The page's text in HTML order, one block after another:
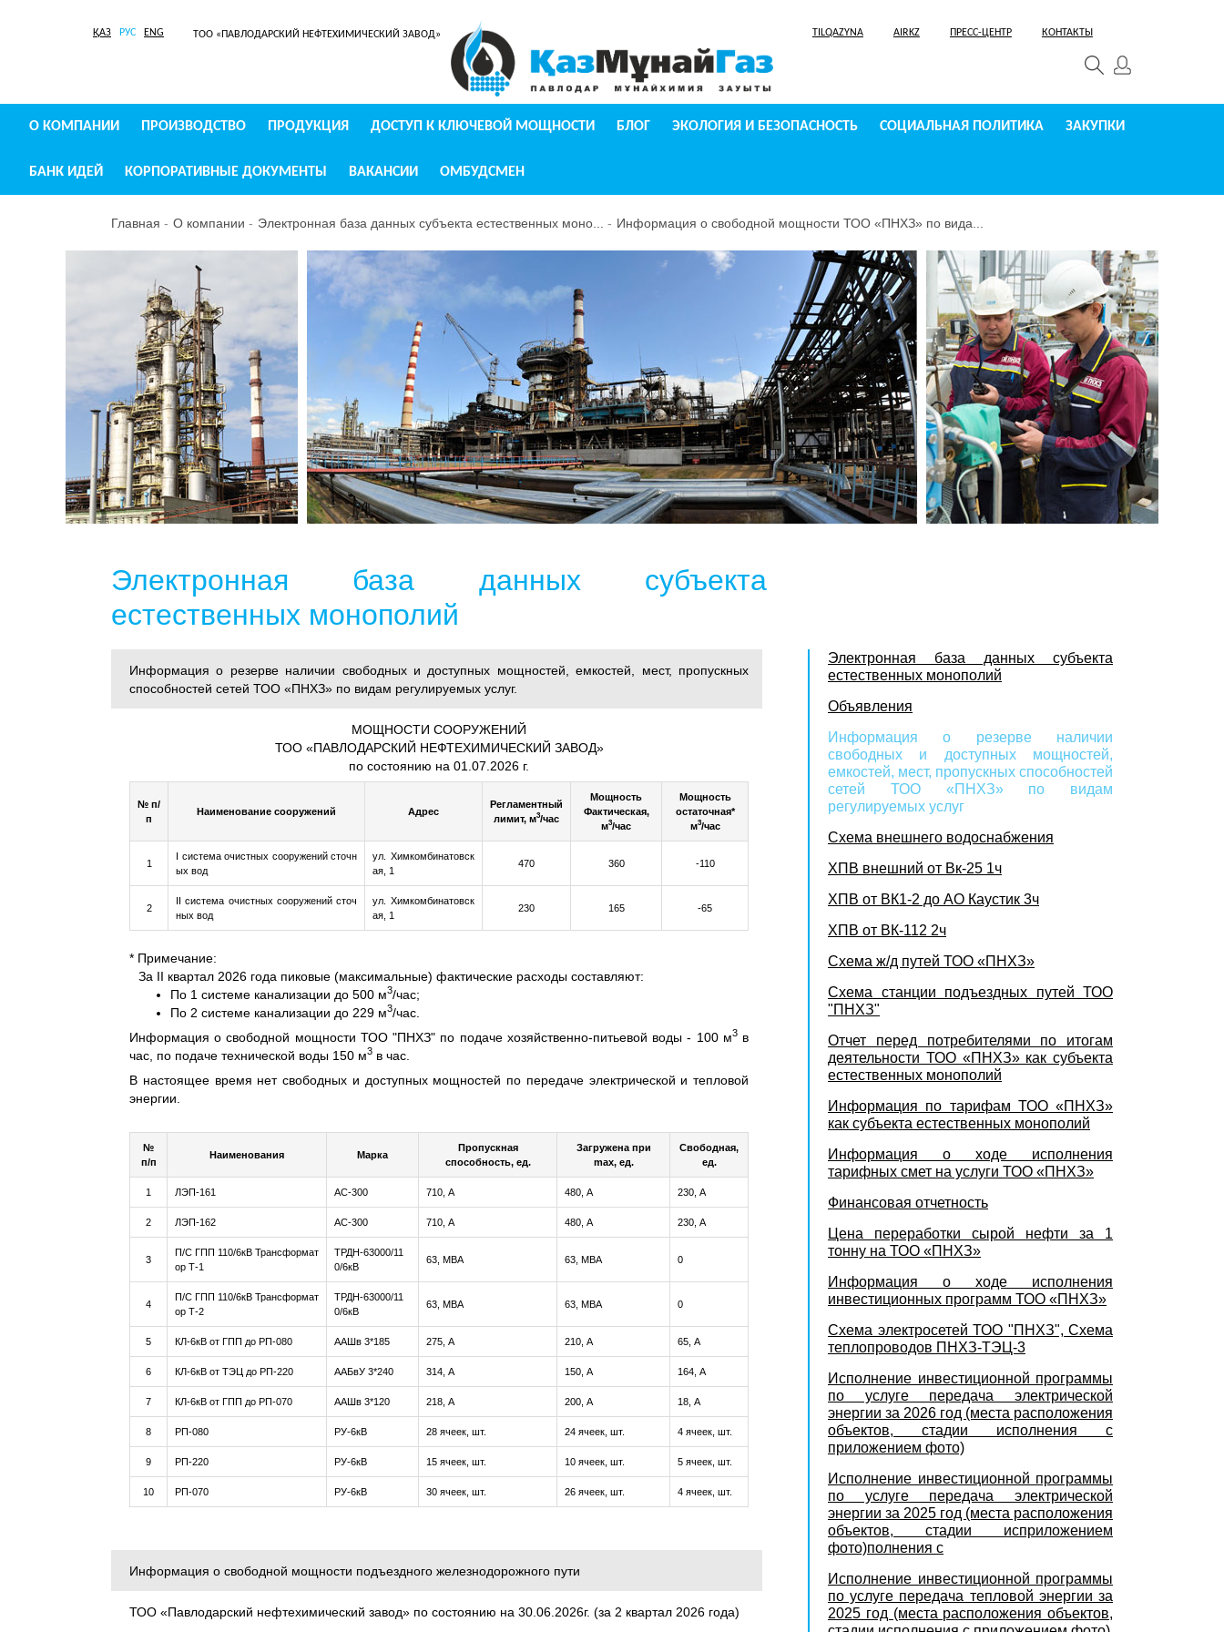
ҚАЗ РУС ENG ТОО «ПАВЛОДАРСКИЙ НЕФТЕХИМИЧЕСКИЙ ЗАВОД» TILQAZYNA AIRKZ ПРЕСС-ЦЕНТР КОНТАКТЫ
О КОМПАНИИ ПРОИЗВОДСТВО ПРОДУКЦИЯ ДОСТУП К КЛЮЧЕВОЙ МОЩНОСТИ БЛОГ ЭКОЛОГИЯ И БЕЗОПАСНОСТЬ СОЦИАЛЬНАЯ ПОЛИТИКА ЗАКУПКИ
БАНК ИДЕЙ КОРПОРАТИВНЫЕ ДОКУМЕНТЫ ВАКАНСИИ ОМБУДСМЕН
Главная О компании Электронная база данных субъекта естественных моно... Информация о свободной мощности ТОО «ПНХЗ» по вида...
Электронная база данных субъекта
естественных монополий
Информация о резерве наличии свободных и доступных мощностей, емкостей, мест, пропускных
способностей сетей ТОО «ПНХЗ» по видам регулируемых услуг.
МОЩНОСТИ СООРУЖЕНИЙ
ТОО «ПАВЛОДАРСКИЙ НЕФТЕХИМИЧЕСКИЙ ЗАВОД»
по состоянию на 01.07.2026 г.
№ п/
п
Наименование сооружений Адрес
Регламентный
лимит, м3/час
Мощность
Фактическая,
м3/час
Мощность
остаточная*
м3/час
1
I система очистных сооружений сточн
ых вод
ул. Химкомбинатовск
ая, 1
470 360 -110
2
II система очистных сооружений сточ
ных вод
ул. Химкомбинатовск
ая, 1
230 165 -65
* Примечание:
За II квартал 2026 года пиковые (максимальные) фактические расходы составляют:
По 1 системе канализации до 500 м3/час;
По 2 системе канализации до 229 м3/час.
Информация о свободной мощности ТОО "ПНХЗ" по подаче хозяйственно-питьевой воды - 100 м3в
час, по подаче технической воды 150 м3 в час.
В настоящее время нет свободных и доступных мощностей по передаче электрической и тепловой
энергии.
№
п/п
Наименования Марка
Пропускная
способность, ед.
Загружена при
max, ед.
Свободная,
ед.
1 ЛЭП-161 АС-300 710, А 480, А 230, А
2 ЛЭП-162 АС-300 710, А 480, А 230, А
3
П/С ГПП 110/6кВ Трансформат
ор Т-1
ТРДН-63000/11
0/6кВ
63, МВА 63, МВА 0
4
П/С ГПП 110/6кВ Трансформат
ор Т-2
ТРДН-63000/11
0/6кВ
63, МВА 63, МВА 0
5 КЛ-6кВ от ГПП до РП-080 ААШв 3*185 275, А 210, А 65, А
6 КЛ-6кВ от ТЭЦ до РП-220 ААБвУ 3*240 314, А 150, А 164, А
7 КЛ-6кВ от ГПП до РП-070 ААШв 3*120 218, А 200, А 18, А
8 РП-080 РУ-6кВ 28 ячеек, шт. 24 ячеек, шт. 4 ячеек, шт.
9 РП-220 РУ-6кВ 15 ячеек, шт. 10 ячеек, шт. 5 ячеек, шт.
10 РП-070 РУ-6кВ 30 ячеек, шт. 26 ячеек, шт. 4 ячеек, шт.
Информация о свободной мощности подъездного железнодорожного пути
ТОО «Павлодарский нефтехимический завод» по состоянию на 30.06.2026г. (за 2 квартал 2026 года)
Электронная база данных субъекта
естественных монополий
Объявления
Информация о резерве наличии
свободных и доступных мощностей,
емкостей, мест, пропускных способностей
сетей ТОО «ПНХЗ» по видам
регулируемых услуг
Схема внешнего водоснабжения
ХПВ внешний от Вк-25 1ч
ХПВ от ВК1-2 до АО Каустик 3ч
ХПВ от ВК-112 2ч
Схема ж/д путей ТОО «ПНХЗ»
Схема станции подъездных путей ТОО
"ПНХЗ"
Отчет перед потребителями по итогам
деятельности ТОО «ПНХЗ» как субъекта
естественных монополий
Информация по тарифам ТОО «ПНХЗ»
как субъекта естественных монополий
Информация о ходе исполнения
тарифных смет на услуги ТОО «ПНХЗ»
Финансовая отчетность
Цена переработки сырой нефти за 1
тонну на ТОО «ПНХЗ»
Информация о ходе исполнения
инвестиционных программ ТОО «ПНХЗ»
Схема электросетей ТОО "ПНХЗ", Схема
теплопроводов ПНХЗ-ТЭЦ-3
Исполнение инвестиционной программы
по услуге передача электрической
энергии за 2026 год (места расположения
объектов, стадии исполнения с
приложением фото)
Исполнение инвестиционной программы
по услуге передача электрической
энергии за 2025 год (места расположения
объектов, стадии исприложением
фото)полнения с
Исполнение инвестиционной программы
по услуге передача тепловой энергии за
2025 год (места расположения объектов,